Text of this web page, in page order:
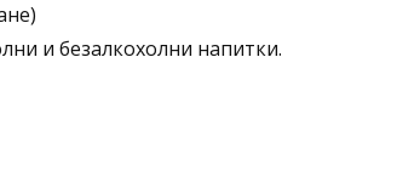
и безалкохолни напитки.